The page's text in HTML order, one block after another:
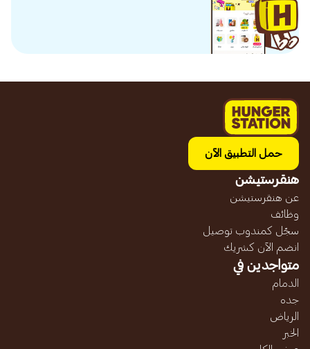
حمل التطبيق الآن
هنقرستيشن
عن هنقرستيشن
وظائف
سجّل كمندوب توصيل
انضم الآن كشريك
متواجدين في
الدمام
جده
الرياض
الخبر